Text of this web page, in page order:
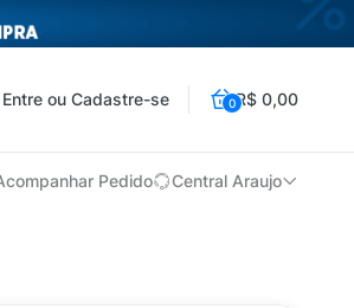
ou Cadastre-se 0R$ 0,00
Pedido Central Araujo